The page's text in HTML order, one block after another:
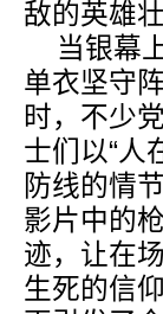
敌的英雄壮
当银幕
单衣坚守
时，不少
士们以“人
防线的情
影片中的
迹，让在
生死的信